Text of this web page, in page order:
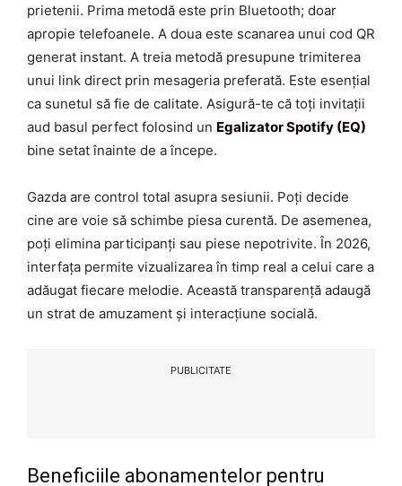
prietenii. Prima metodă este prin Bluetooth; doar
apropie telefoanele. A doua este scanarea unui cod QR
generat instant. A treia metodă presupune trimiterea
unui link direct prin mesageria preferată. Este esențial
ca sunetul să fie de calitate. Asigură-te că toți invitații
aud basul perfect folosind un Egalizator Spotify (EQ)
bine setat înainte de a începe.
Gazda are control total asupra sesiunii. Poți decide
cine are voie să schimbe piesa curentă. De asemenea,
poți elimina participanți sau piese nepotrivite. În 2026,
interfața permite vizualizarea în timp real a celui care a
adăugat fiecare melodie. Această transparență adaugă
un strat de amuzament și interacțiune socială.
PUBLICITATE
Beneficiile abonamentelor pentru